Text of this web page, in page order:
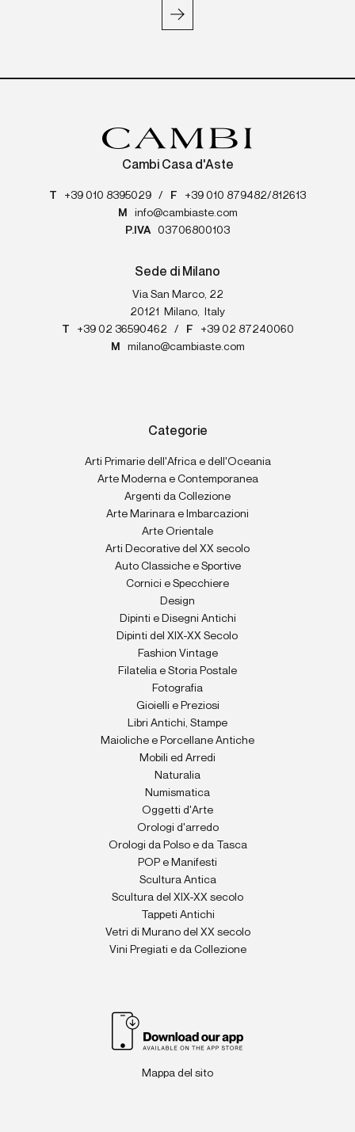
Cambi Casa d'Aste
T +39 010 8395029 / F
+39 010 879482/812613
M
info@cambiaste.com
P.IVA
03706800103
Sede di Milano
Via San Marco, 22
20121
Milano,
Italy
T
+39 02 36590462 / F
+39 02 87240060
M
milano@cambiaste.com
Categorie
Arti Primarie dell'Africa e dell'Oceania
Arte Moderna e Contemporanea
Argenti da Collezione
Arte Marinara e Imbarcazioni
Arte Orientale
Arti Decorative del XX secolo
Auto Classiche e Sportive
Cornici e Specchiere
Design
Dipinti e Disegni Antichi
Dipinti del XIX-XX Secolo
Fashion Vintage
Filatelia e Storia Postale
Fotografia
Gioielli e Preziosi
Libri Antichi, Stampe
Maioliche e Porcellane Antiche
Mobili ed Arredi
Naturalia
Numismatica
Oggetti d'Arte
Orologi d'arredo
Orologi da Polso e da Tasca
POP e Manifesti
Scultura Antica
Scultura del XIX-XX secolo
Tappeti Antichi
Vetri di Murano del XX secolo
Vini Pregiati e da Collezione
Mappa del sito